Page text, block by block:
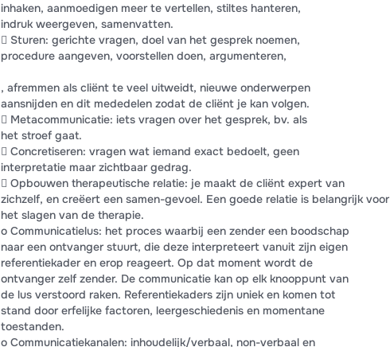
inhaken, aanmoedigen meer te vertellen, stiltes hanteren,
indruk weergeven, samenvatten.
 Sturen: gerichte vragen, doel van het gesprek noemen,
procedure aangeven, voorstellen doen, argumenteren,
, afremmen als cliënt te veel uitweidt, nieuwe onderwerpen
aansnijden en dit mededelen zodat de cliënt je kan volgen.
 Metacommunicatie: iets vragen over het gesprek, bv. als
het stroef gaat.
 Concretiseren: vragen wat iemand exact bedoelt, geen
interpretatie maar zichtbaar gedrag.
 Opbouwen therapeutische relatie: je maakt de cliënt expert van
zichzelf, en creëert een samen-gevoel. Een goede relatie is belangrijk voor
het slagen van de therapie.
o Communicatielus: het proces waarbij een zender een boodschap
naar een ontvanger stuurt, die deze interpreteert vanuit zijn eigen
referentiekader en erop reageert. Op dat moment wordt de
ontvanger zelf zender. De communicatie kan op elk knooppunt van
de lus verstoord raken. Referentiekaders zijn uniek en komen tot
stand door erfelijke factoren, leergeschiedenis en momentane
toestanden.
o Communicatiekanalen: inhoudelijk/verbaal, non-verbaal en